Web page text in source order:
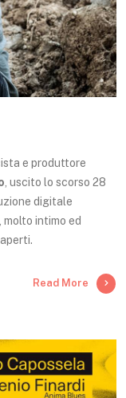
e produttore
, uscito lo scorso 28
digitale
intimo ed
Read More